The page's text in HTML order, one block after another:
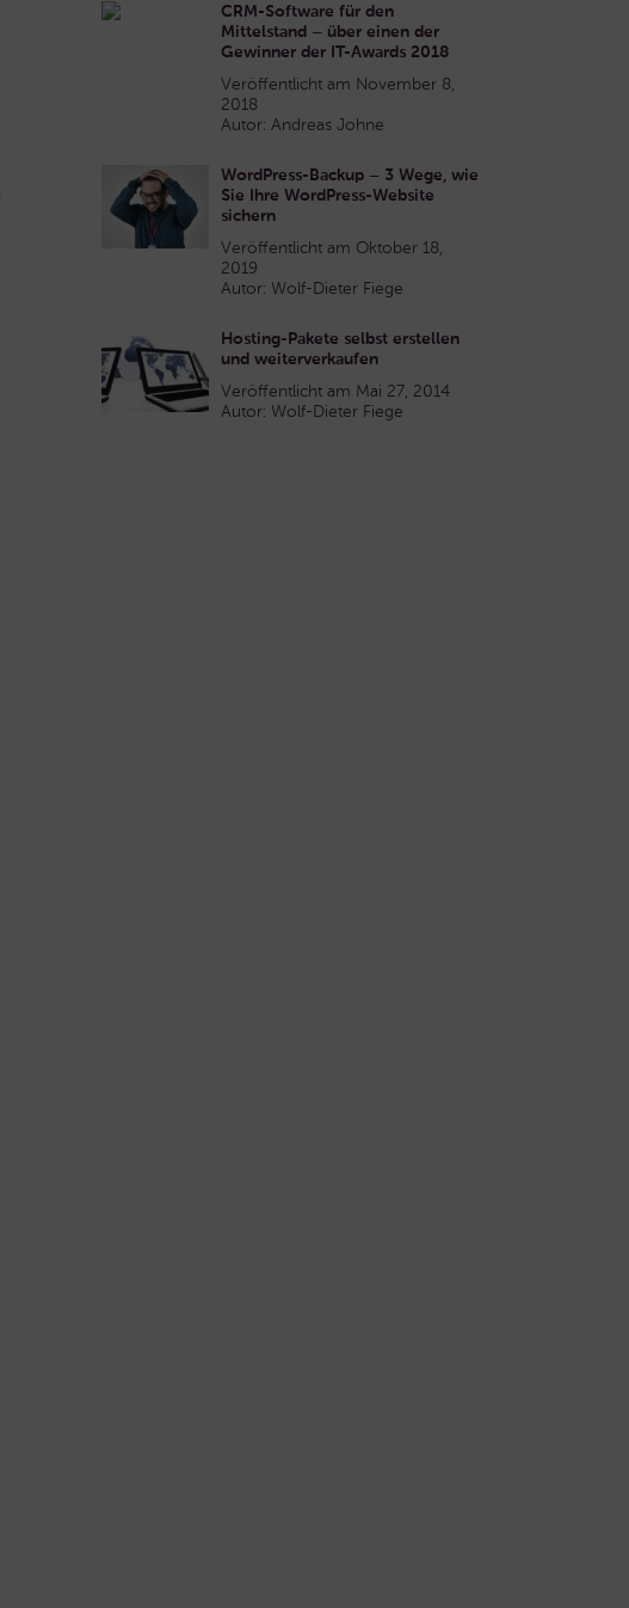
CRM-Software für den
Mittelstand – über einen der
Gewinner der IT-Awards 2018
Veröffentlicht am November 8,
2018
Autor: Andreas Johne
WordPress-Backup – 3 Wege, wie
Sie Ihre WordPress-Website
sichern
Veröffentlicht am Oktober 18,
2019
Autor: Wolf-Dieter Fiege
Hosting-Pakete selbst erstellen
und weiterverkaufen
Veröffentlicht am Mai 27, 2014
Autor: Wolf-Dieter Fiege